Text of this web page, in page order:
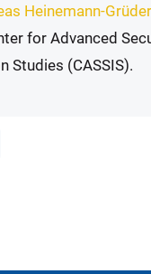
Heinemann-Grüder
for Advanced
Studies (CASSIS).